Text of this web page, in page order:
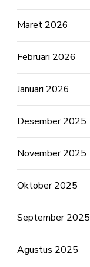
Maret 2026
Februari 2026
Januari 2026
Desember 2025
November 2025
Oktober 2025
September 2025
Agustus 2025